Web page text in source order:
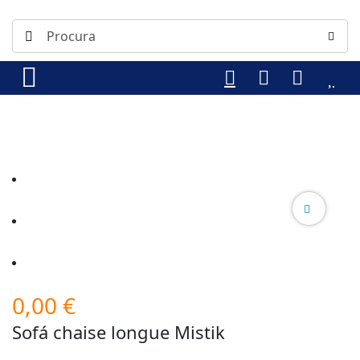
0,00 €
Sofá chaise longue Mistik